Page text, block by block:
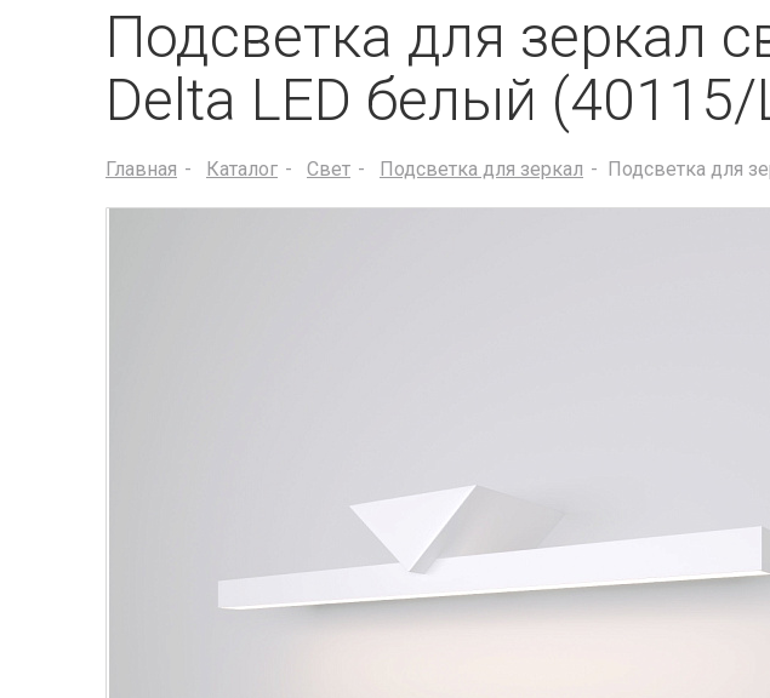
Подсветка для зеркал
Delta LED белый
Главная Каталог Свет Подсветка для зеркал Подсветка для